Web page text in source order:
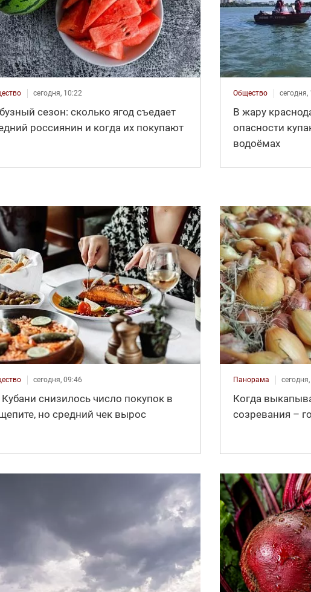
сегодня, 10:22
сезон: сколько ягод съедает
россиянин и когда их покупают
Общество сегодня,
В жару
опасности
водоёмах
сегодня, 09:46
снизилось число покупок в
но средний чек вырос
Панорама сегодня,
Когда
созревания –